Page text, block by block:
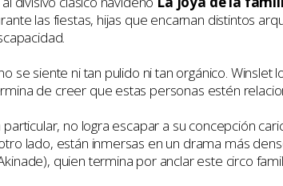
las fiestas, hijas que encarnan distintos
se siente ni tan pulido ni tan orgánico.
de creer que estas personas estén
no logra escapar a su concepción
lado, están inmersas en un drama más
quien termina por anclar este circo